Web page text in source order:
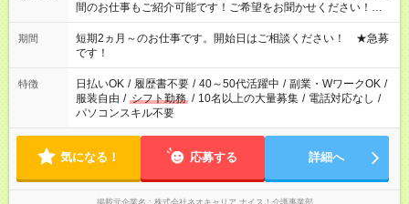
間のお仕事もご紹介可能です！ご希望をお聞かせください！★家
庭の都合でお休みが必要な場合も遠慮なくご相談ください。 ※
週最低15時間以上の勤務が必要です
期間
短期2ヵ月～のお仕事です。開始日はご相談ください！ ★急募
です！
特徴 日払いOK / 履歴書不要 / 40～50代活躍中 / 副業・WワークOK /
服装自由 / シフト勤務 / 10名以上の大量募集 / 電話対応なし /
パソコンスキル不要
気になる！ 応募する 詳細へ
掲載元企業名 株式会社ネオキャリア ナイス！介護事業部